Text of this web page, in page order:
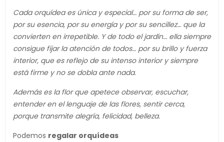
Cada orquídea es única y especial… por su forma de ser,
por su esencia, por su energía y por su sencillez… que la
convierten en irrepetible. Y de todo el jardín… ella siempre
consigue fijar la atención de todos… por su brillo y fuerza
interior, que es reflejo de su intenso interior y siempre
está firme y no se dobla ante nada.
Además es la flor que apetece observar, escuchar,
entender en el lenguaje de las flores, sentir cerca,
porque transmite alegría, felicidad, belleza.
Podemos regalar orquídeas